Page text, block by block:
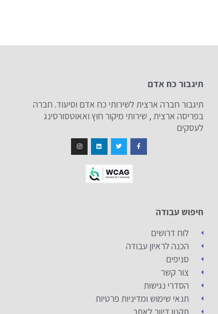
תיגבור כח אדם
תיגבור חברה ארצית לשירותי כח אדם וסיעוד. חברה
בפריסה ארצית , שירותי מיקור חוץ ואאוטסורסינג
לעסקים
חיפוש עבודה
לוח דרושים
הכנה לראיון עבודה
סניפים
צור קשר
הסדרי נגישות
תנאי שימוש ומדיניות פרטיות
תקנון דיוור לאתר